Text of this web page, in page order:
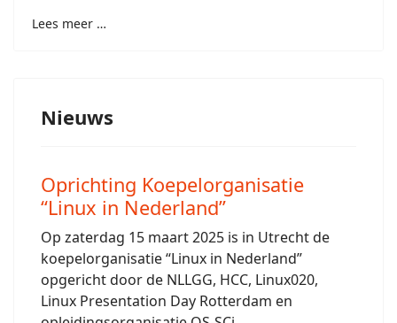
Lees meer …
Nieuws
Oprichting Koepelorganisatie
“Linux in Nederland”
Op zaterdag 15 maart 2025 is in Utrecht de
koepelorganisatie “Linux in Nederland”
opgericht door de NLLGG, HCC, Linux020,
Linux Presentation Day Rotterdam en